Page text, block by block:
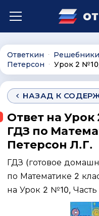
Ответкин ∙ Решебники
Петерсон ∙ Урок 2
НАЗАД К
Ответ на Урок
ГДЗ по
Петерсон Л.Г.
ГДЗ (готовое
по Математике 2
на Урок 2 №10,